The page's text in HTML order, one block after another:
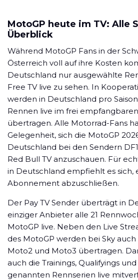
MotoGP heute im TV: Alle
Überblick
Während MotoGP Fans in der
Österreich voll auf ihre Kosten
Deutschland nur ausgewählte
Free TV live zu sehen. In
werden in Deutschland pro
Rennen live im frei
übertragen. Alle Motorrad-Fans
Gelegenheit, sich die MotoGP
Deutschland bei den Sendern
Red Bull TV anzuschauen. Für
in Deutschland empfiehlt es sich,
Abonnement abzuschließen.
Der Pay TV Sender überträgt in
einziger Anbieter alle 21
MotoGP live. Neben den Live
des MotoGP werden bei Sky
Moto2 und Moto3 übertragen.
auch die Trainings, Qualifyings
genannten Rennserien live